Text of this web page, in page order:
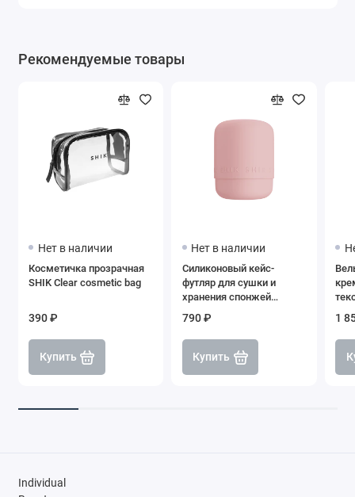
Рекомендуемые товары
Нет в наличии
Косметичка прозрачная
SHIK Clear cosmetic bag
390 ₽
Купить
Нет в наличии
Силиконовый кейс-
футляр для сушки и
хранения спонжей
(розовый), SHIK
790 ₽
Купить
1
Individual